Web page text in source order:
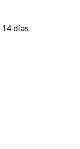
días